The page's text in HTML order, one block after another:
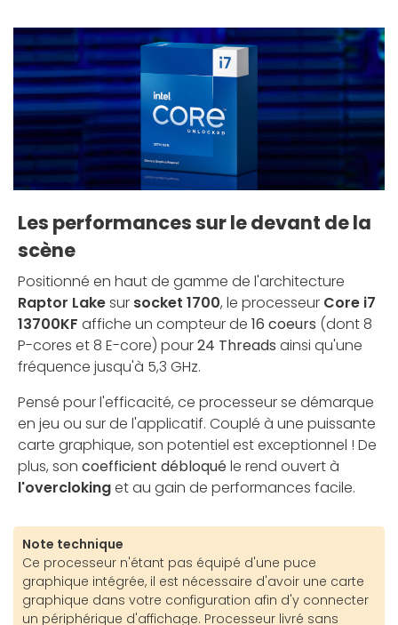
Les performances sur le devant de la
scène
Positionné en haut de gamme de l'architecture
Raptor Lakesur socket 1700, le processeur Core i7
13700KF affiche un compteur de 16 coeurs (dont 8
P-cores et 8 E-core) pour24 Threads ainsi qu'une
fréquence jusqu'à 5,3 GHz.
Pensé pour l'efficacité, ce processeur se démarque
en jeu ou sur de l'applicatif. Couplé à une puissante
carte graphique, son potentiel est exceptionnel ! De
plus, son coefficient débloquéle rend ouvert à
l'overclokinget au gain de performances facile.
Note technique
Ce processeur n'étant pas équipé d'une puce
graphique intégrée, il est nécessaire d'avoir une carte
graphique dans votre configuration afin d'y connecter
un périphérique d'affichage. Processeur livré sans